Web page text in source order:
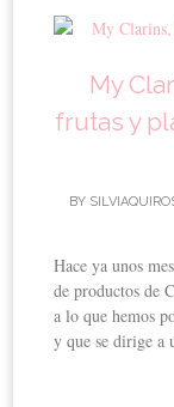
My
frutas y
BY
Hace ya unos
de productos de
a lo que hemos
y que se dirige a